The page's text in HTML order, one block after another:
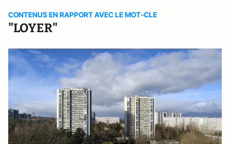
CONTENUS EN RAPPORT AVEC LE MOT-CLE
"LOYER"